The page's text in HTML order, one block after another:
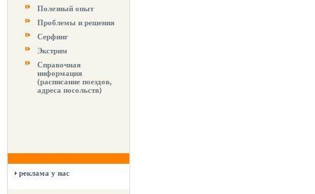
Полезный опыт
Проблемы и решения
Серфинг
Экстрим
Справочная
информация
(расписание поездов,
адреса посольств)
реклама у нас